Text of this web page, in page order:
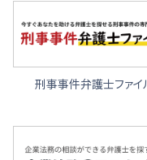
刑事事件弁護士ファイ